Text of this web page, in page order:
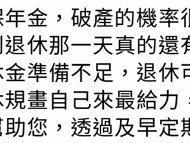
金，破產的機率
休那一天真的還
準備不足，退休
畫自己來最給
您，透過及早